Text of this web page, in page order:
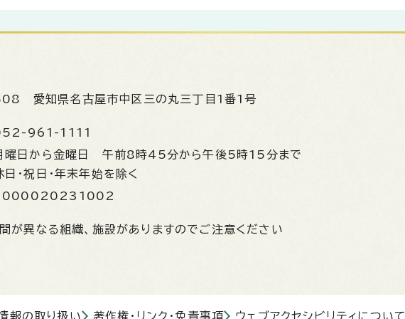
愛知県名古屋市中区三の丸三丁目1番1号
961-1111
曜日から金曜日 午前8時45分から午後5時15分まで
日・祝日・年末年始を除く
が異なる組織、施設がありますのでご注意ください
報の取り扱い 著作権・リンク・免責事項 ウェブアクセシビリティについて